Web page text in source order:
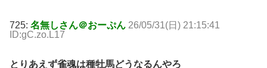
725: 名無しさん＠おーぷん 26/05/31(日) 21:15:41
ID:gC.zo.L17
とりあえず雀魂は種牡馬どうなるんやろ